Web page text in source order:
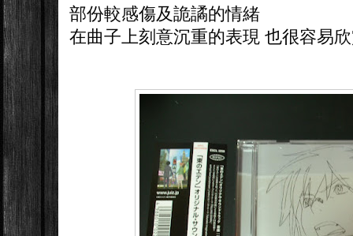
部份較感傷及詭譎的情緒
在曲子上刻意沉重的表現 也很容易